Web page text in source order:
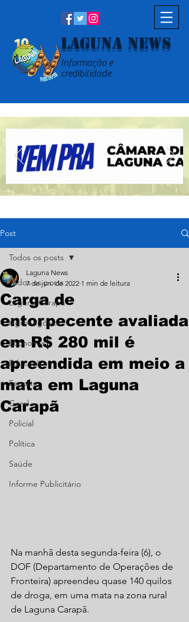
Laguna News
Informação e
credibilidade
Post
Todos os posts
Laguna Carapã
Agronegócio
Economia
Educação
Esporte
Geral
Policial
Política
Saúde
Informe Publicitário
Todos os posts
Carga de
entorpecente avaliada
em R$ 280 mil é
apreendida em meio a
mata em Laguna
Carapã
Laguna News
7 de jun. de 2022 1 min de leitura
Na manhã desta segunda-feira (6), o
DOF (Departamento de Operações de
Fronteira) apreendeu quase 140 quilos
de droga, em uma mata na zona rural
de Laguna Carapã.